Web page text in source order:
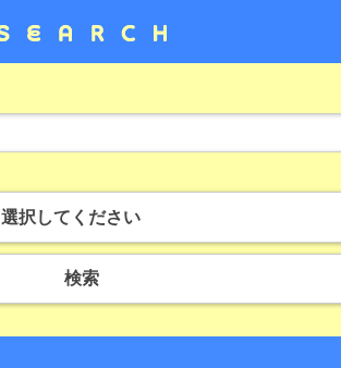
選択してください
検索